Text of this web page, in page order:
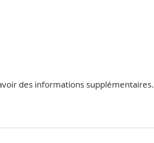
des informations supplémentaires.